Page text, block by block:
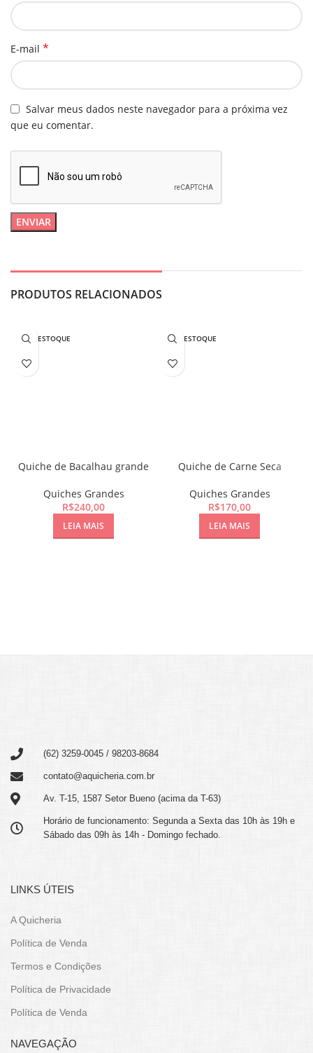
E-mail *
Salvar meus dados neste navegador para a próxima vez
que eu comentar.
PRODUTOS RELACIONADOS
SEM ESTOQUE
Quiche de Bacalhau grande
Quiches Grandes
R$240,00
LEIA MAIS
SEM ESTOQUE
Quiche de Carne Seca
Quiches Grandes
R$170,00
LEIA MAIS
(62) 3259-0045 / 98203-8684
contato@aquicheria.com.br
Av. T-15, 1587 Setor Bueno (acima da T-63)
Horário de funcionamento: Segunda a Sexta das 10h às 19h e
Sábado das 09h às 14h - Domingo fechado.
LINKS ÚTEIS
A Quicheria
Política de Venda
Termos e Condições
Política de Privacidade
Política de Venda
NAVEGAÇÃO